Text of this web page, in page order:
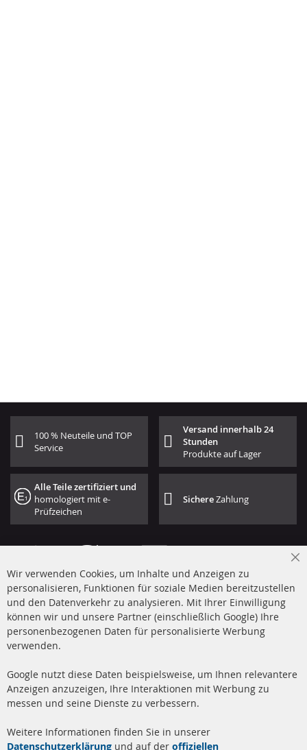
100 % Neuteile und TOP
Service
Versand innerhalb 24
Stunden
Produkte auf Lager
Alle Teile zertifiziert und
homologiert mit e-
Prüfzeichen
SichereZahlung
+49 (0) 4533 799 00 0
Mo-Do: 09-17 Uhr, Fr 09-16 Uhr
info@contra-automotive.de
facebook
instagram
Quick Links
Dieselpartikelfilter (DPF)
Kundenservice
Über uns
Wir verwenden Cookies, um Inhalte und Anzeigen zu
personalisieren, Funktionen für soziale Medien bereitzustellen
und den Datenverkehr zu analysieren. Mit Ihrer Einwilligung
können wir und unsere Partner (einschließlich Google) Ihre
personenbezogenen Daten für personalisierte Werbung
verwenden.
Google nutzt diese Daten beispielsweise, um Ihnen relevantere
Anzeigen anzuzeigen, Ihre Interaktionen mit Werbung zu
messen und seine Dienste zu verbessern.
Weitere Informationen finden Sie in unserer
Datenschutzerklärung und auf der offiziellen